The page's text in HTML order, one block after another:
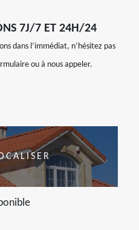
7J/7 ET 24H/24
dans l’immédiat, n’hésitez pas
ou à nous appeler.